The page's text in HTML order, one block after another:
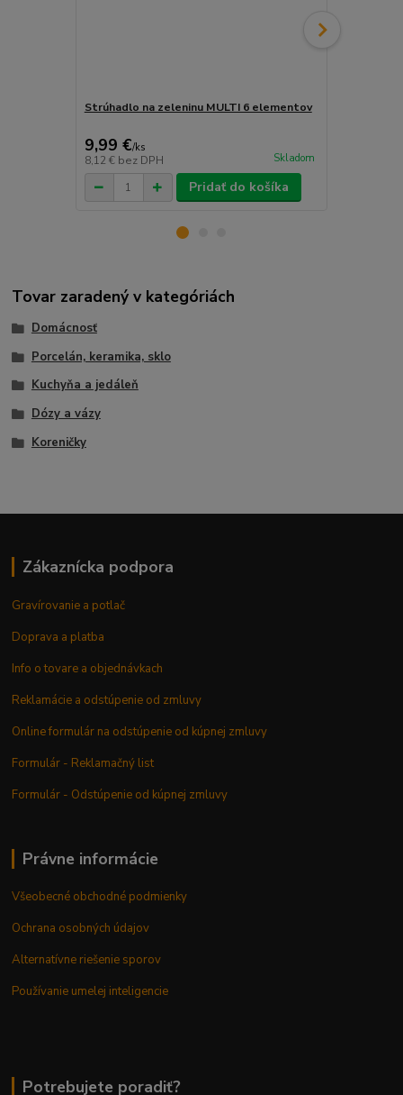
Strúhadlo na zeleninu MULTI 6 elementov
9,99 €/ks
8,12 € bez DPH Skladom
Pridať do košíka
Tovar zaradený v kategóriách
Domácnosť
Porcelán, keramika, sklo
Kuchyňa a jedáleň
Dózy a vázy
Koreničky
Zákaznícka podpora
Gravírovanie a potlač
Doprava a platba
Info o tovare a objednávkach
Reklamácie a odstúpenie od zmluvy
Online formulár na odstúpenie od kúpnej zmluvy
Formulár - Reklamačný list
Formulár - Odstúpenie od kúpnej zmluvy
Právne informácie
Všeobecné obchodné podmienky
Ochrana osobných údajov
Alternatívne riešenie sporov
Používanie umelej inteligencie
Potrebujete poradiť?